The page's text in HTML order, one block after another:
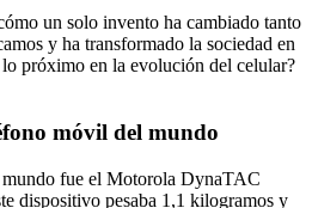
un solo invento ha cambiado tanto
y ha transformado la sociedad en
lo próximo en la evolución del celular?
móvil del mundo
fue el Motorola DynaTAC
dispositivo pesaba 1,1 kilogramos y